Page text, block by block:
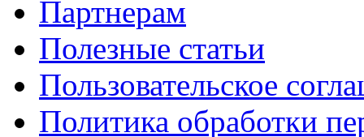
Партнерам
Полезные статьи
Пользовательское
Политика обработки